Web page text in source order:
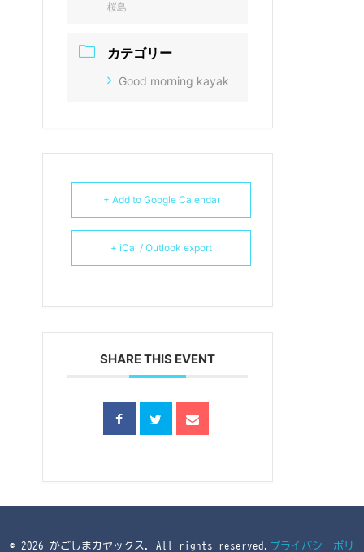
桜島
カテゴリー
Good morning kayak
+ Add to Google Calendar
+ iCal / Outlook export
SHARE THIS EVENT
© 2026 かごしまカヤックス. All rights reserved. プライバシーポリ